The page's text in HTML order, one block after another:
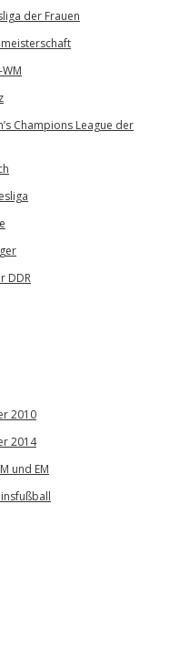
der Frauen
Champions League der
DDR
2010
2014
und EM